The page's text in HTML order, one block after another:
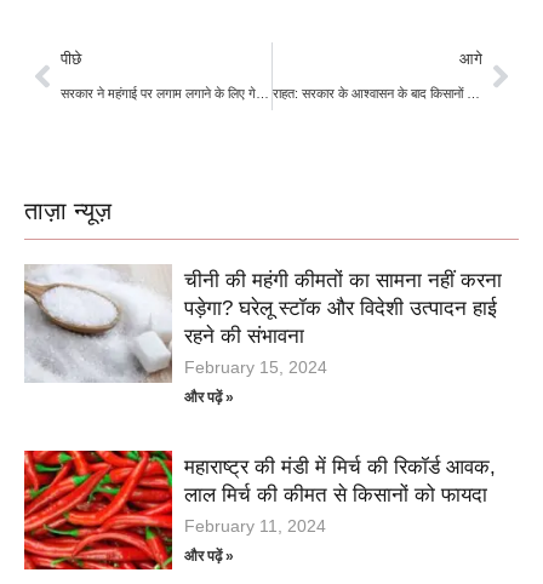
पीछे आगे
ताज़ा न्यूज़
चीनी की महंगी कीमतों का सामना नहीं करना
पड़ेगा? घरेलू स्टॉक और विदेशी उत्पादन हाई
रहने की संभावना
February 15, 2024
और पढ़ें »
महाराष्ट्र की मंडी में मिर्च की रिकॉर्ड आवक,
लाल मिर्च की कीमत से किसानों को फायदा
February 11, 2024
और पढ़ें »